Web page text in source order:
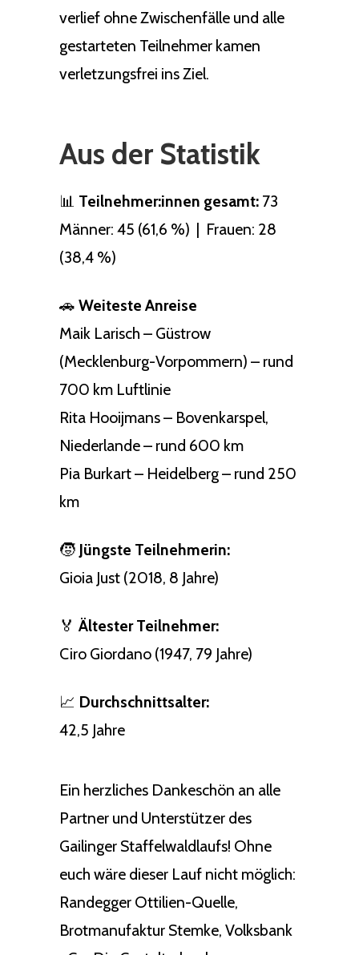
verlief ohne Zwischenfälle und alle
gestarteten Teilnehmer kamen
verletzungsfrei ins Ziel.
Aus der Statistik
📊 Teilnehmer:innen gesamt: 73
Männer: 45 (61,6 %) | Frauen: 28
(38,4 %)
🚗 Weiteste Anreise
Maik Larisch – Güstrow
(Mecklenburg-Vorpommern) – rund
700 km Luftlinie
Rita Hooijmans – Bovenkarspel,
Niederlande – rund 600 km
Pia Burkart – Heidelberg – rund 250
km
🧒 Jüngste Teilnehmerin:
Gioia Just (2018, 8 Jahre)
🏅 Ältester Teilnehmer:
Ciro Giordano (1947, 79 Jahre)
📈 Durchschnittsalter:
42,5 Jahre
Ein herzliches Dankeschön an alle
Partner und Unterstützer des
Gailinger Staffelwaldlaufs! Ohne
euch wäre dieser Lauf nicht möglich:
Randegger Ottilien-Quelle,
Brotmanufaktur Stemke, Volksbank